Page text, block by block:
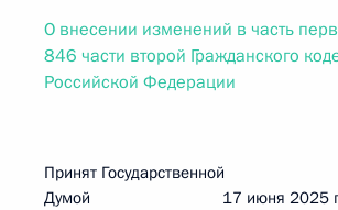
О внесении изменений в часть
846 части второй Гражданского
Российской Федерации
Принят Государственной
Думой 17 июня 2025